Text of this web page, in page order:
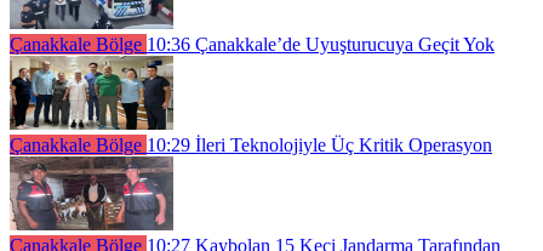
Çanakkale Bölge 10:36 Çanakkale’de Uyuşturucuya Geçit Yok
Çanakkale Bölge 10:29 İleri Teknolojiyle Üç Kritik Operasyon
Çanakkale Bölge 10:27 Kaybolan 15 Keçi Jandarma Tarafından